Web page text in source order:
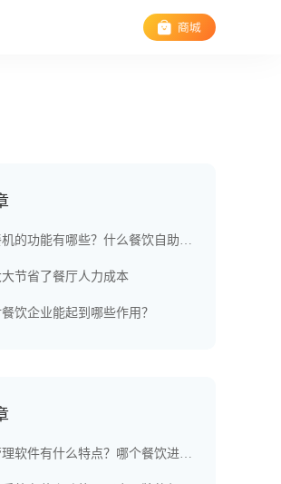
餐饮自助点餐机的功能有哪些？什么餐饮自助点餐机值得信赖？
节省了餐厅人力成本
饮企业能起到哪些作用？
餐饮进销存管理软件有什么特点？哪个餐饮进销存管理软件好用？